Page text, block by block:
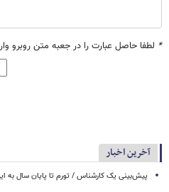
* لطفا حاصل عبارت را در جعبه متن روبرو
آخرین اخبار
پیش‌بینی یک کارشناس / تورم تا پایان سال به